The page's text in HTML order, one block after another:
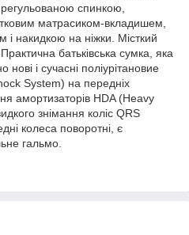
спинкою,
матрасиком-вкладишем,
накидкою на ніжки. Місткий
батьківська сумка, яка
і сучасні поліурітановие
System) на передніх
амортизаторів HDA (Heavy
знімання коліс QRS
колеса поворотні, є
гальмо.